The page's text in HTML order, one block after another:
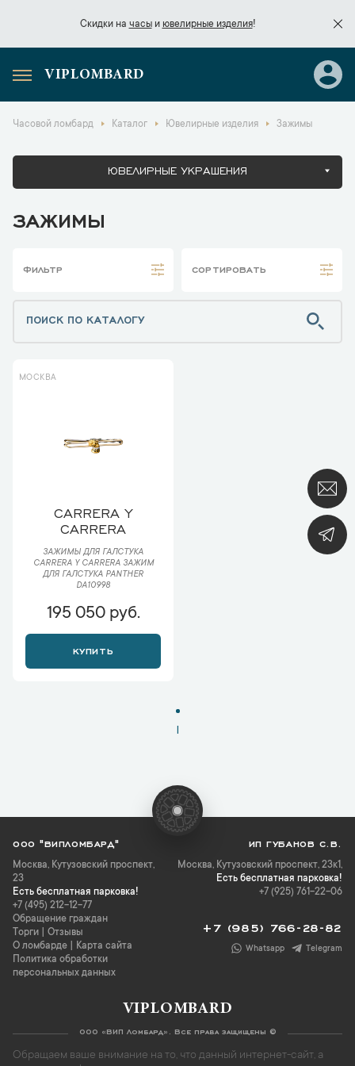
Скидки на часыи ювелирные изделия!
Скидки начасы
VIPLOMBARD
Часовой ломбард Каталог Ювелирные изделия Зажимы
ЮВЕЛИРНЫЕ УКРАШЕНИЯ
ЗАЖИМЫ
ФИЛЬТР СОРТИРОВАТЬ
МОСКВА
CARRERA Y
CARRERA
ЗАЖИМЫ ДЛЯ ГАЛСТУКА
CARRERA Y CARRERA ЗАЖИМ
ДЛЯ ГАЛСТУКА PANTHER
DA10998
195 050 руб.
КУПИТЬ
1
ООО "ВИПЛОМБАРД"
Москва, Кутузовский проспект,
23
Есть бесплатная парковка!
+7 (495) 212-12-77
Обращение граждан
Торги
Отзывы
О ломбарде
Карта сайта
Политика обработки
персональных данных
ИП ГУБАНОВ С.В.
Москва, Кутузовский проспект, 23к1,
Есть бесплатная парковка!
+7 (925) 761-22-06
+7 (985) 766-28-82
Whatsapp Telegram
VIPLOMBARD
ООО «ВИП Ломбард». Все права защищены ©
Обращаем ваше внимание на то, что данный интернет-сайт, а